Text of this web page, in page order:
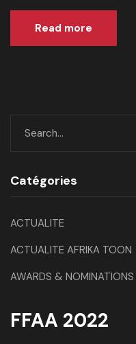
Read more
Catégories
ACTUALITE
ACTUALITE AFRIKA TOON
AWARDS & NOMINATIONS
FFAA 2022